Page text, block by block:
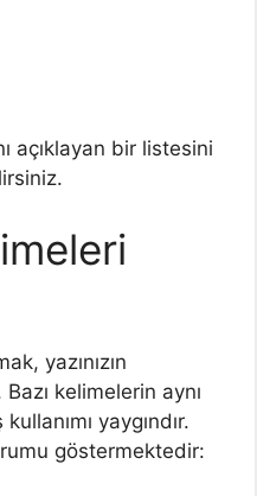
açıklayan bir listesini
yazınızın
Bazı kelimelerin aynı
yaygındır.
göstermektedir: